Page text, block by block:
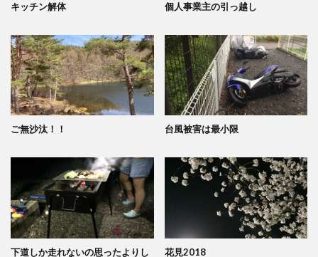
キッチン解体 個人事業主の引っ越し
ご無沙汰！！ 台風被害は最小限
下道しか走れないの思ったよりし
花見2018